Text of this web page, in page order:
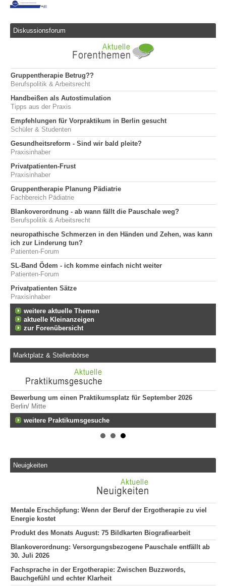
Diskussionsforum
Gruppentherapie Betrug??
Berufspolitik & Arbeitsrecht
Handbeißen als Autostimulation
Tipps aus der Praxis
Empfehlungen für Vorpraktikum in Berlin gesucht
Schüler & Studenten
Gesundheitsreform - Sind wir bald pleite?
Praxisinhaber
Privatpatienten-Frust
Praxisinhaber
Gruppentherapie Planung Pädiatrie
Fachbereich Pädiatrie
Blankoverordnung - ab wann fällt die Pauschale weg?
Berufspolitik & Arbeitsrecht
neuropathische Schmerzen in den Händen und Zehen, was kann
ich zur Linderung tun?
Patienten-Forum
SL-Band Ödem - ich komme einfach nicht weiter
Patienten-Forum
Privatpatienten Sätze
Praxisinhaber
weitere aktuelle Themen
aktuelle Kleinanzeigen
zur Forenübersicht
Marktplatz & Stellenbörse
Bewerbung um einen Praktikumsplatz für September 2026
Berlin/ Mitte
weitere Praktikumsgesuche
Neuigkeiten
Mentale Erschöpfung: Wenn der Beruf der Ergotherapie zu viel
Energie kostet
Produkt des Monats August: 75 Bildkarten Biografiearbeit
Blankoverordnung: Versorgungsbezogene Pauschale entfällt ab
30. Juli 2026
Fachsprache in der Ergotherapie: Zwischen Buzzwords,
Bauchgefühl und echter Klarheit